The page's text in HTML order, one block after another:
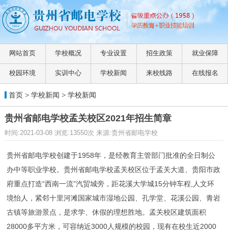
网站首页 学校概况 专业设置 招生政策 就业保障
校园环境 实训中心 学校新闻 来校线路 在线报名
首页> 学校新闻 > 学校新闻
贵州省邮电学校孟关校区2021年招生简章
时间:2021-03-08 浏览:13550次 来源:贵州省邮电学校
贵州省邮电学校创建于1958年，是经教育主管部门批准的全日制公
办中等职业学校。贵州省邮电学校孟关校区位于孟关大道、贵阳市政
府重点打造“西南一流”汽贸城旁，距花溪大学城15分钟车程,人文环
境怡人，紧邻十里河滩国家城市湿地公园、孔学堂、花溪公园、青岩
古镇等旅游景点，是求学、休假的理想胜地。孟关校区建筑面积
28000多平方米，可容纳近3000人规模的校园，现有在校生近2000